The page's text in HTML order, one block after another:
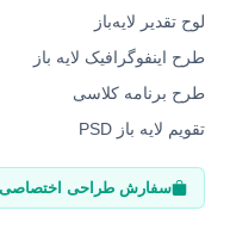
لوح تقدیر لایه‌باز
طرح اینفوگرافیک لایه باز
طرح برنامه کلاسی
تقویم لایه باز PSD
سفارش طراحی اختصاصی